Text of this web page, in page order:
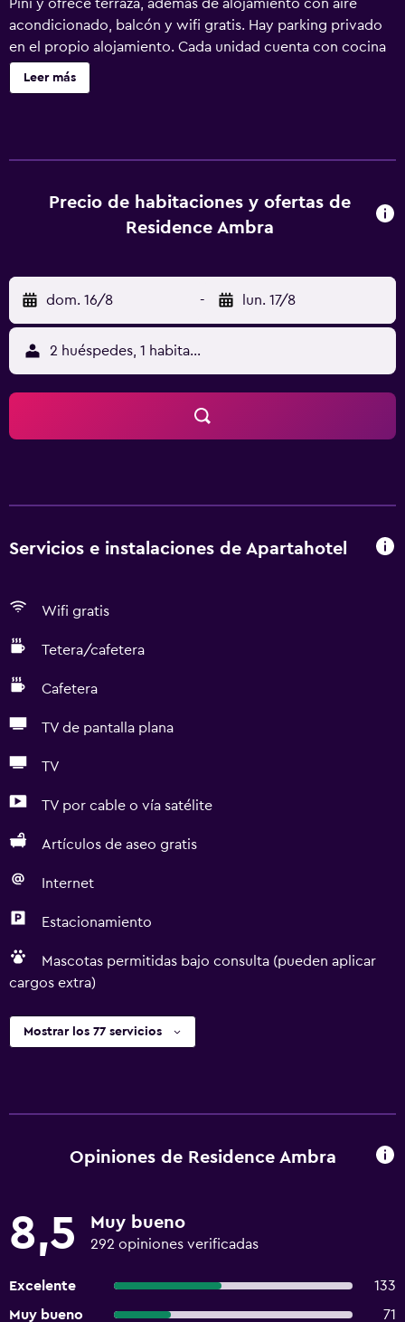
Pini y ofrece terraza, además de alojamiento con aire
acondicionado, balcón y wifi gratis. Hay parking privado
en el propio alojamiento. Cada unidad cuenta con cocina
totalmente equipada con mesa de comedor, TV de
pantalla plana con canales vía satélite y baño privado con
alojamiento, y MUSE está a 45 km.
Leer más
Precio de habitaciones y ofertas de
Residence Ambra
dom. 16/8 - lun. 17/8
2 huéspedes, 1 habitación
Servicios e instalaciones de Apartahotel
Wifi gratis
Tetera/cafetera
Cafetera
TV de pantalla plana
TV
TV por cable o vía satélite
Artículos de aseo gratis
Internet
Estacionamiento
Mascotas permitidas bajo consulta (pueden aplicar
cargos extra)
Mostrar los 77 servicios
Opiniones de Residence Ambra
8,5 Muy bueno
292 opiniones verificadas
Excelente
133
Muy bueno
71